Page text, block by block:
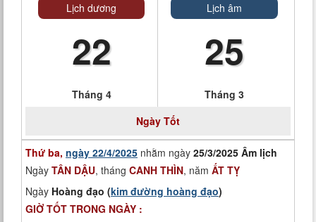
Lịch dương
22
Tháng 4
Lịch âm
25
Tháng 3
Ngày Tốt
Thứ ba, ngày 22/4/2025 nhằm ngày 25/3/2025 Âm lịch
Ngày TÂN DẬU, tháng CANH THÌN, năm ẤT TỴ
Ngày Hoàng đạo (kim đường hoàng đạo)
GIỜ TỐT TRONG NGÀY :